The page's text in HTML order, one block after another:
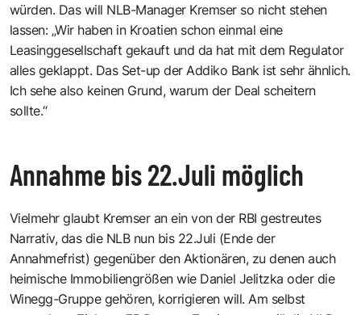
würden. Das will NLB-Manager Kremser so nicht stehen
lassen: „Wir haben in Kroatien schon einmal eine
Leasinggesellschaft gekauft und da hat mit dem Regulator
alles geklappt. Das Set-up der Addiko Bank ist sehr ähnlich.
Ich sehe also keinen Grund, warum der Deal scheitern
sollte.“
Annahme bis 22.Juli möglich
Vielmehr glaubt Kremser an ein von der RBI gestreutes
Narrativ, das die NLB nun bis 22.Juli (Ende der
Annahmefrist) gegenüber den Aktionären, zu denen auch
heimische Immobiliengrößen wie Daniel Jelitzka oder die
Winegg-Gruppe gehören, korrigieren will. Am selbst